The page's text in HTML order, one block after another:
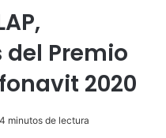
Premio
2020
4 minutos de lectura